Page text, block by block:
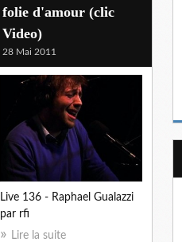
folie d'amour (clic
Video)
28 Mai 2011
Live 136 - Raphael Gualazzi
par rfi
Lire la suite